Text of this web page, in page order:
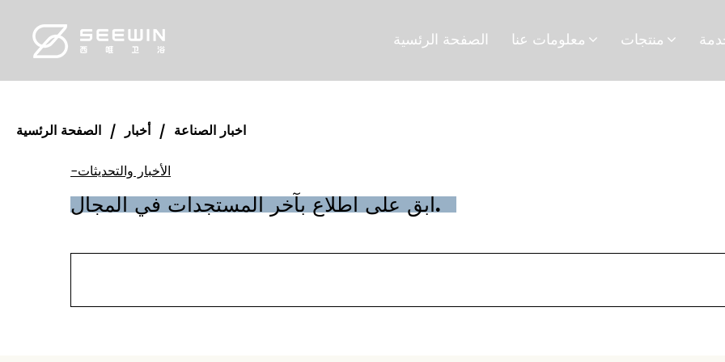
الصفحة الرئسية معلومات عنا منتجات
الصفحة الرئسية / أخبار / اخبار الصناعة
-الأخبار والتحديثات
ابق على اطلاع بآخر المستجدات في المجال.